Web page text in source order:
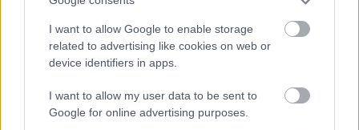
I want to allow Google to enable storage
related to advertising like cookies on web or
device identifiers in apps.
I want to allow my user data to be sent to
Google for online advertising purposes.
ιστιοπλοΐα σε κάθε της μορφή, από κορυφαίους
ναυτικούς ομίλους και τολμηρές αποστολές
εξερεύνησης μέχρι εμβληματικούς αγώνες ανοικτής
θαλάσσης και σπουδαίους ιστιοπλόους.
Σήμερα, η ελβετική ωρολογοποιία στηρίζει το